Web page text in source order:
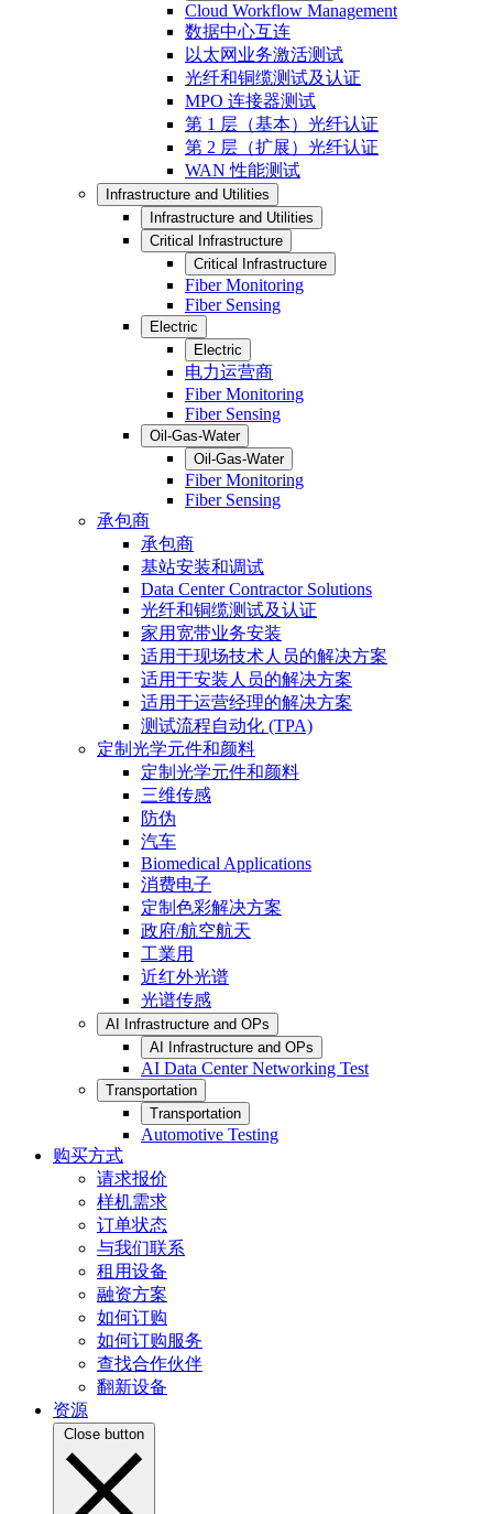
Cloud Workflow Management
数据中心互连
以太网业务激活测试
光纤和铜缆测试及认证
MPO 连接器测试
第 1 层（基本）光纤认证
第 2 层（扩展）光纤认证
WAN 性能测试
Infrastructure and Utilities
Infrastructure and Utilities
Critical Infrastructure
Critical Infrastructure
Fiber Monitoring
Fiber Sensing
Electric
Electric
电力运营商
Fiber Monitoring
Fiber Sensing
Oil-Gas-Water
Oil-Gas-Water
Fiber Monitoring
Fiber Sensing
承包商
承包商
基站安装和调试
Data Center Contractor Solutions
光纤和铜缆测试及认证
家用宽带业务安装
适用于现场技术人员的解决方案
适用于安装人员的解决方案
适用于运营经理的解决方案
测试流程自动化 (TPA)
定制光学元件和颜料
定制光学元件和颜料
三维传感
防伪
汽车
Biomedical Applications
消费电子
定制色彩解决方案
政府/航空航天
工業用
近红外光谱
光谱传感
AI Infrastructure and OPs
AI Infrastructure and OPs
AI Data Center Networking Test
Transportation
Transportation
Automotive Testing
购买方式
请求报价
样机需求
订单状态
与我们联系
租用设备
融资方案
如何订购
如何订购服务
查找合作伙伴
翻新设备
资源
Close button